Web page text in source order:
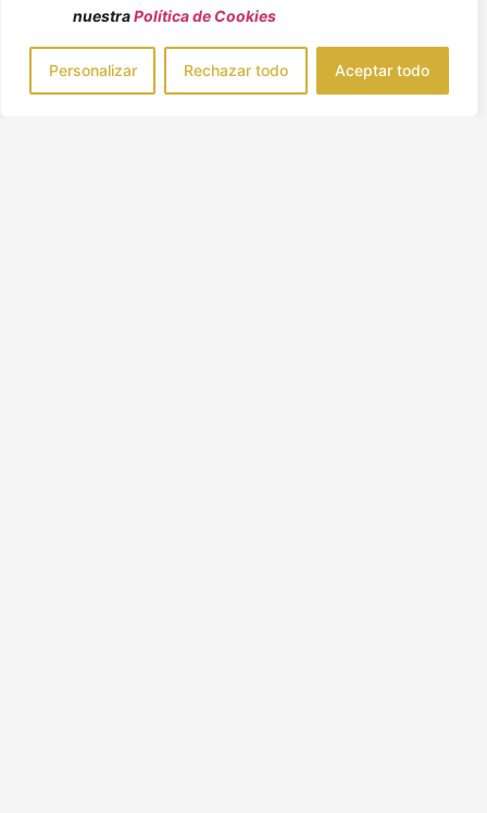
nuestraPolítica de Cookies
Personalizar Rechazar todo Aceptar todo